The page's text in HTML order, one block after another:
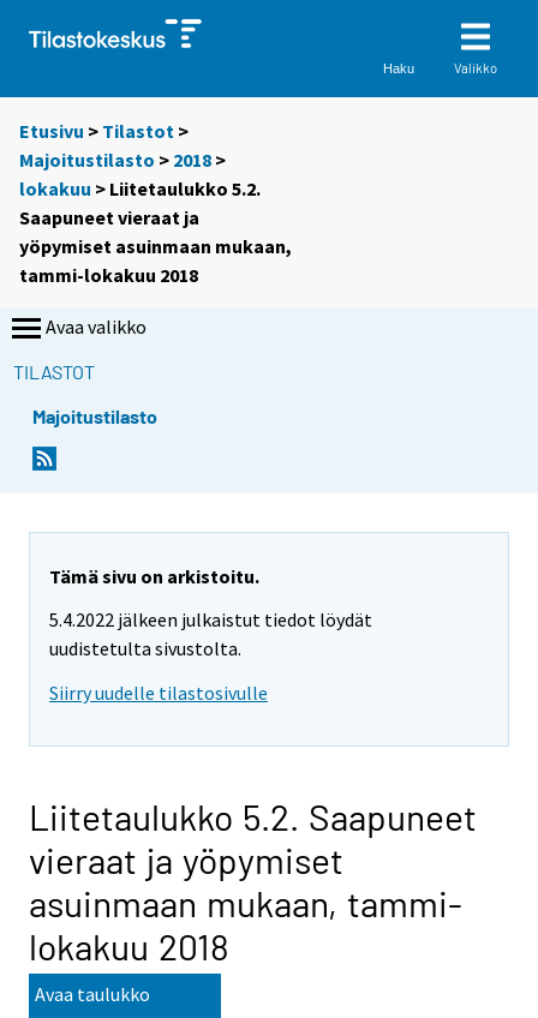
Haku Valikko
Etusivu > Tilastot >
Majoitustilasto > 2018 >
lokakuu > Liitetaulukko 5.2.
Saapuneet vieraat ja
yöpymiset asuinmaan mukaan,
tammi-lokakuu 2018
Avaa valikko
TILASTOT
Majoitustilasto
Tämä sivu on arkistoitu.
5.4.2022 jälkeen julkaistut tiedot löydät
uudistetulta sivustolta.
Siirry uudelle tilastosivulle
Liitetaulukko 5.2. Saapuneet
vieraat ja yöpymiset
asuinmaan mukaan, tammi-
lokakuu 2018
Avaa taulukko